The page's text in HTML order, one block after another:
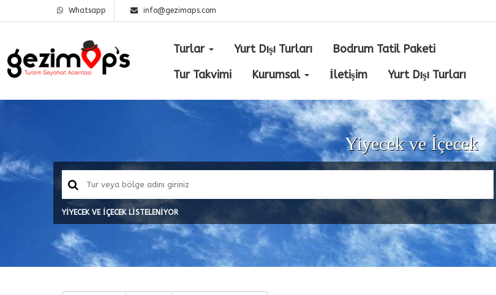
Whatsapp info@gezimaps.com
Turlar Yurt Dışı Turları
Bodrum Tatil Paketi
Tur Takvimi
Kurumsal İletişim Yurt Dışı Turları
Yiyecek ve İçecek
YİYECEK VE İÇECEK LİSTELENİYOR